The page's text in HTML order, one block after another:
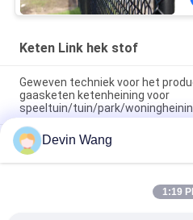
Keten Link hek stof
Geweven techniek voor het
gaasketen ketenheining voor
speeltuin/tuin/park/
Gegalvaniseerde diamanten gaas
hekwerk
Aangepaste duurzame
gecoate ketting link hek Cycloon
Devin Wang
1:19